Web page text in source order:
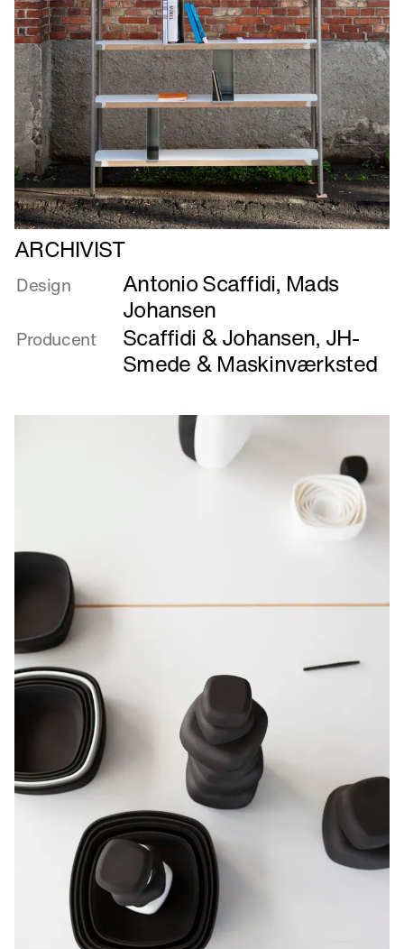
Læs
mere
om
ARCHIVIST
Design Antonio Scaffidi, Mads
Johansen
Producent Scaffidi & Johansen, JH-
Smede & Maskinværksted